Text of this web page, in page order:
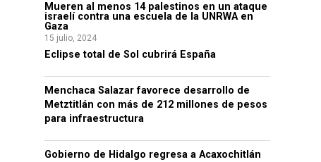
Mueren al menos 14 palestinos en un ataque
israelí contra una escuela de la UNRWA en
Gaza
15 julio, 2024
Eclipse total de Sol cubrirá España
Menchaca Salazar favorece desarrollo de
Metztitlán con más de 212 millones de pesos
para infraestructura
Gobierno de Hidalgo regresa a Acaxochitlán